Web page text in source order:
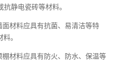
静电瓷砖等材料。
材料应具有抗菌、易清洁等特
。
材料应具有防火、防水、保温等